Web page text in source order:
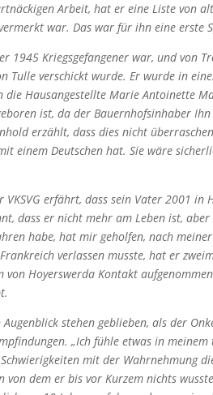
Arbeit, hat er eine Liste von
war. Das war für ihn eine erste
1945 Kriegsgefangener war, und von
Tulle verschickt wurde. Er wurde in
die Hausangestellte Marie Antoinette
ist, da der Bauernhofsinhaber
erzählt, dass dies nicht
einem Deutschen hat. Sie wäre
VKSVG erfährt, dass sein Vater 2001
dass er nicht mehr am Leben ist,
habe, hat mir geholfen, nach
verlassen musste, hat er
von Hoyerswerda Kontakt
Augenblick stehen geblieben, als der
„Ich fühle etwas in
mit der Wahrnehmung
dem er bis vor Kurzem nichts